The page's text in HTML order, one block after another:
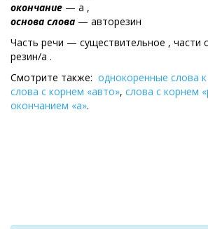
окончание — а ,
основа слова — авторезин
Часть речи — существительное , части
резин/а .
Смотрите также: однокоренные слова
слова с корнем «авто», слова с корнем
окончанием «а».